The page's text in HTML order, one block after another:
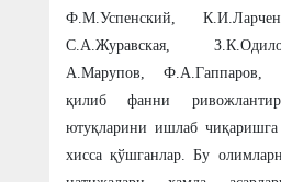
Ф.М.Успенский,
С.А.Журавская,
А.Марупов, Ф.А.Гаппаров,
қилиб фанни
ютуқларини ишлаб чиқаришга
хисса қўшганлар. Бу